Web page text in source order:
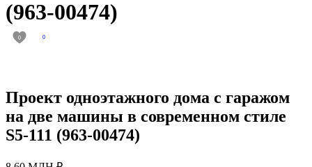
(963-00474)
0 0
Проект одноэтажного дома с гаражом
на две машины в современном стиле
S5-111 (963-00474)